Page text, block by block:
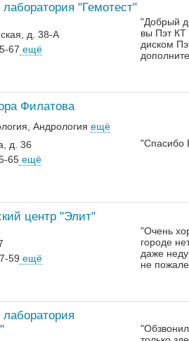
"Гемотест"
д. 38-А
67 ещё
"Добрый
вы Пэт КТ
диском
Филатова
Андрология‎ ещё
д. 36
65 ещё
"Спасибо
центр "Элит"
59 ещё
"Очень
городе
даже
не